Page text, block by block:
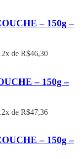
– 150g –
de R$46,30
– 150g –
de R$47,36
– 150g –